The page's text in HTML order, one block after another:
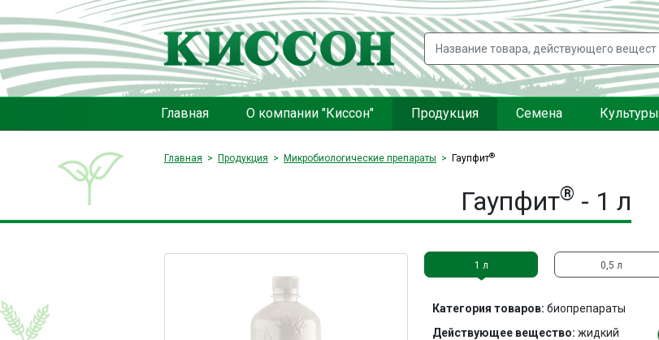
Главная О компании "Киссон" Продукция Семена Культуры
Главная Продукция Микробиологические препараты Гаупфит®
Гаупфит® - 1 л
1 л 0,5 л
Категория товаров: биопрепараты
Действующее вещество: жидкий